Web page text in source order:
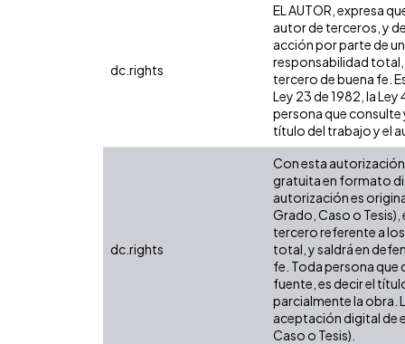
dc.rights
EL AUTOR, expresa
autor de terceros, y
acción por parte de
responsabilidad total,
tercero de buena fe.
Ley 23 de 1982, la
persona que consulte
título del trabajo y el
dc.rights
Con esta autorización
gratuita en formato
autorización es
Grado, Caso o Tesis),
tercero referente a
total, y saldrá en
fe. Toda persona
fuente, es decir el
parcialmente la obra.
aceptación digital de
Caso o Tesis).